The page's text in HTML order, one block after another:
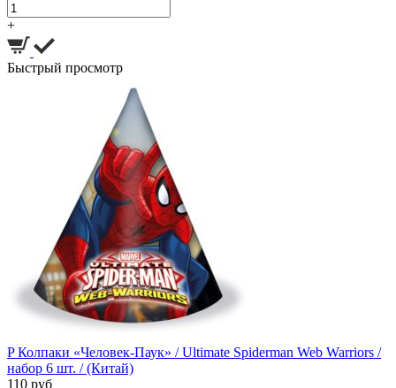
+
Быстрый просмотр
P Колпаки «Человек-Паук» / Ultimate Spiderman Web Warriors /
набор 6 шт. / (Китай)
110 руб